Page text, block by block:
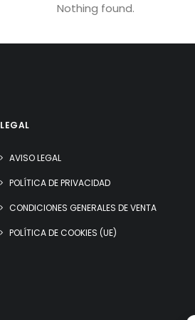
Nothing found.
LEGAL
AVISO LEGAL
POLÍTICA DE PRIVACIDAD
CONDICIONES GENERALES DE VENTA
POLÍTICA DE COOKIES (UE)